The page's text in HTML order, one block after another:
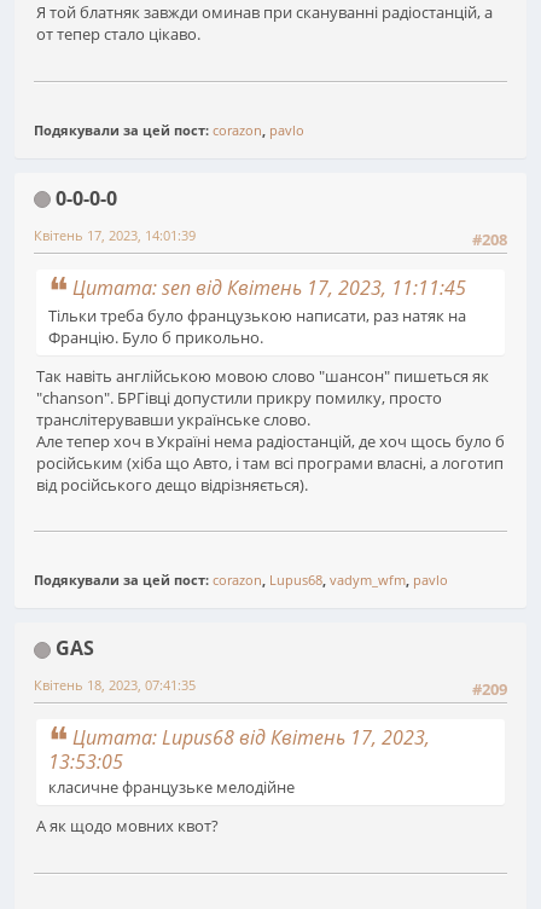
Я той блатняк завжди оминав при скануванні радіостанцій, а
от тепер стало цікаво.
Подякували за цей пост: corazon pavlo
0-0-0-0
#208
Квітень 17, 2023, 14:01:39
Цитата: sen від Квітень 17, 2023, 11:11:45
Тільки треба було французькою написати, раз натяк на
Францію. Було б прикольно.
Так навіть англійською мовою слово "шансон" пишеться як
"chanson". БРГівці допустили прикру помилку, просто
транслітерувавши українське слово.
Але тепер хоч в Україні нема радіостанцій, де хоч щось було б
російським (хіба що Авто, і там всі програми власні, а логотип
від російського дещо відрізняється).
Подякували за цей пост: corazon, Lupus68, vadym_wfm, pavlo
GAS
#209
Квітень 18, 2023, 07:41:35
Цитата: Lupus68 від Квітень 17, 2023,
13:53:05
класичне французьке мелодійне
А як щодо мовних квот?